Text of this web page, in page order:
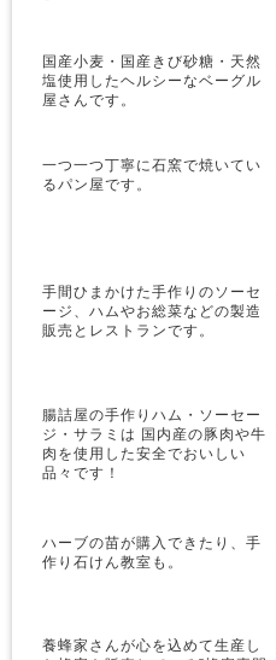
国産小麦・国産きび砂糖・天然
塩使用したヘルシーなベーグル
屋さんです。
一つ一つ丁寧に石窯で焼いてい
るパン屋です。
手間ひまかけた手作りのソーセ
ージ、ハムやお総菜などの製造
販売とレストランです。
腸詰屋の手作りハム・ソーセー
ジ・サラミは 国内産の豚肉や牛
肉を使用した安全でおいしい
品々です！
ハーブの苗が購入できたり、手
作り石けん教室も。
養蜂家さんが心を込めて生産し